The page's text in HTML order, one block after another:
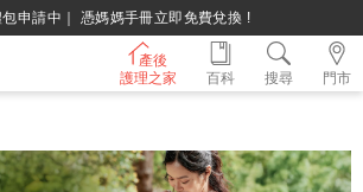
申請中｜ 憑媽媽手冊立即免費兌換 !
LINE好友，500購物金立即折！
兌換媽媽禮｜超實用芬蘭箱免費領取 ~
產後
護理之家
門市
百科 搜尋